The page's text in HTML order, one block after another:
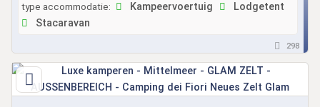
type accommodatie: Kampeervoertuig
Lodgetent
Stacaravan
298